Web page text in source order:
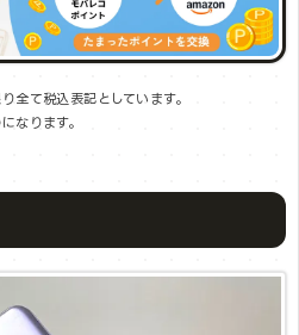
て税込表記としています。
なります。